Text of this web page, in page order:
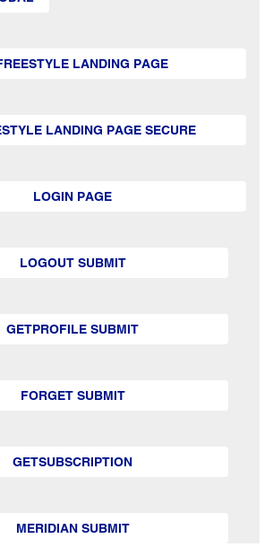
LANDING PAGE
LANDING PAGE SECURE
LOGIN PAGE
LOGOUT SUBMIT
GETPROFILE SUBMIT
FORGET SUBMIT
GETSUBSCRIPTION
MERIDIAN SUBMIT